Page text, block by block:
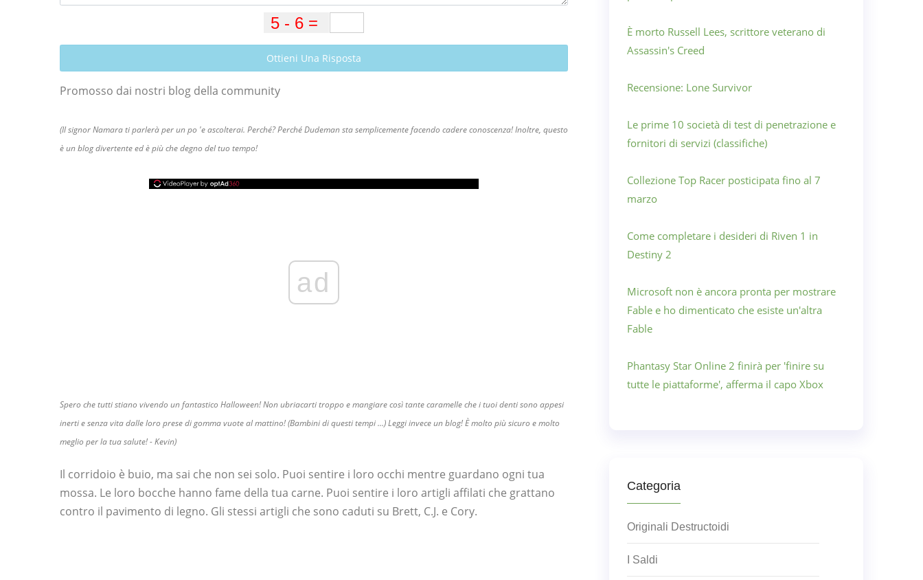
Ottieni Una Risposta
Promosso dai nostri blog della community
(Il signor Namara ti parlerà per un po 'e ascolterai. Perché? Perché Dudeman sta semplicemente facendo cadere conoscenza! Inoltre, questo
è un blog divertente ed è più che degno del tuo tempo!
ad
Spero che tutti stiano vivendo un fantastico Halloween! Non ubriacarti troppo e mangiare così tante caramelle che i tuoi denti sono appesi
inerti e senza vita dalle loro prese di gomma vuote al mattino! (Bambini di questi tempi ...) Leggi invece un blog! È molto più sicuro e molto
meglio per la tua salute! - Kevin)
Il corridoio è buio, ma sai che non sei solo. Puoi sentire i loro occhi mentre guardano ogni tua
mossa. Le loro bocche hanno fame della tua carne. Puoi sentire i loro artigli affilati che grattano
contro il pavimento di legno. Gli stessi artigli che sono caduti su Brett, C.J. e Cory.
È morto Russell Lees, scrittore veterano di
Assassin's Creed
Recensione: Lone Survivor
Le prime 10 società di test di penetrazione e
fornitori di servizi (classifiche)
Collezione Top Racer posticipata fino al 7
marzo
Come completare i desideri di Riven 1 in
Destiny 2
Microsoft non è ancora pronta per mostrare
Fable e ho dimenticato che esiste un'altra
Fable
Phantasy Star Online 2 finirà per 'finire su
tutte le piattaforme', afferma il capo Xbox
Categoria
Originali Destructoidi
I Saldi